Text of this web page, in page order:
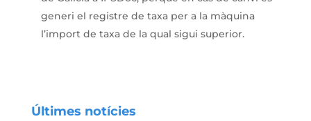
generi el registre de taxa per a la màquina
l’import de taxa de la qual sigui superior.
Últimes notícies